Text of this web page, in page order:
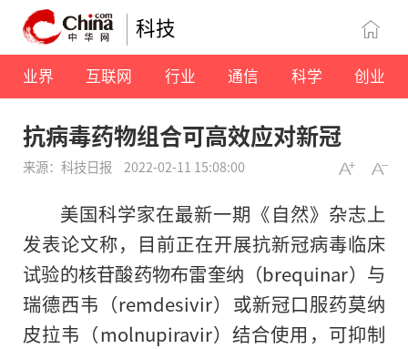
科技
业界 互联网 行业 通信 科学 创业
抗病毒药物组合可高效应对新冠
来源：科技日报 2022-02-11 15:08:00
美国科学家在最新一期《自然》杂志上
发表论文称，目前正在开展抗新冠病毒临床
试验的核苷酸药物布雷奎纳（brequinar）与
瑞德西韦（remdesivir）或新冠口服药莫纳
皮拉韦（molnupiravir）结合使用，可抑制